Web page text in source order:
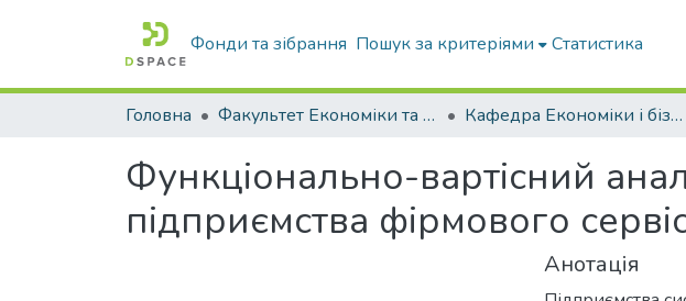
Фонди та зібрання Пошук за критеріями Статистика
Головна Факультет Економіки та бізнесу Кафедра Економіки і бізнесу
Функціонально-вартісний
підприємства фірмового
Анотація